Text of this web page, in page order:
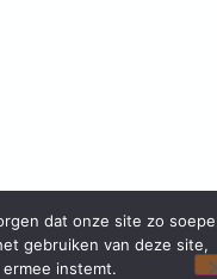
dat onze site zo
gebruiken van deze site,
instemt.